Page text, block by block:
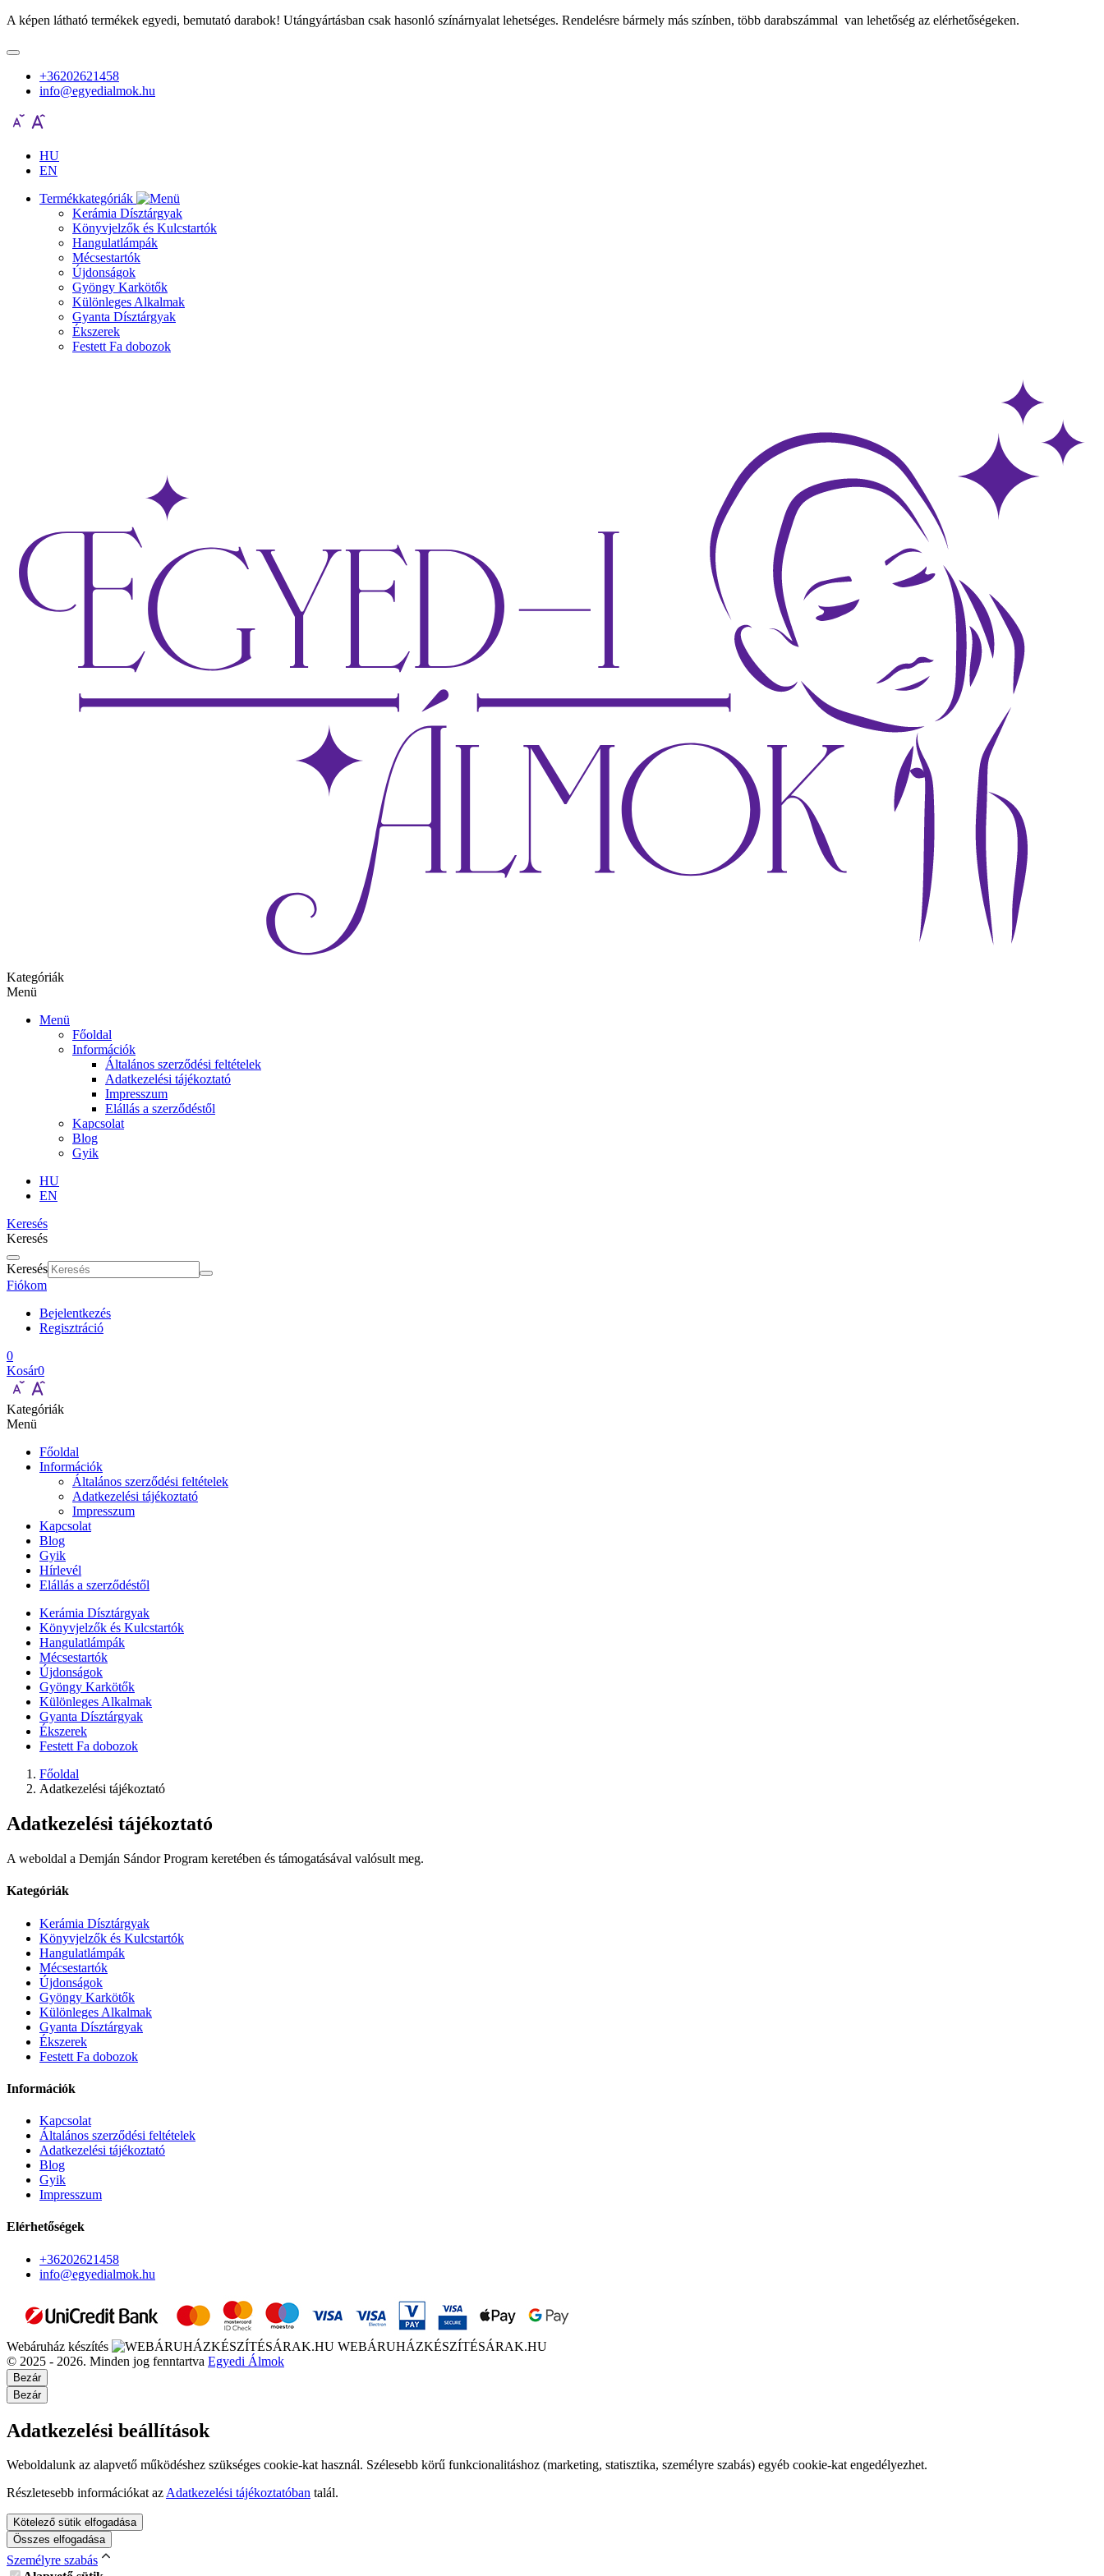
A képen látható termékek egyedi, bemutató darabok! Utángyártásban csak hasonló színárnyalat lehetséges. Rendelésre bármely más színben, több darabszámmal van lehetőség az elérhetőségeken.
+36202621458
info@egyedialmok.hu
HU
EN
Termékkategóriák
Kerámia Dísztárgyak
Könyvjelzők és Kulcstartók
Hangulatlámpák
Mécsestartók
Újdonságok
Gyöngy Karkötők
Különleges Alkalmak
Gyanta Dísztárgyak
Ékszerek
Festett Fa dobozok
Kategóriák
Menü
Menü
Főoldal
Információk
Általános szerződési feltételek
Adatkezelési tájékoztató
Impresszum
Elállás a szerződéstől
Kapcsolat
Blog
Gyik
HU
EN
Keresés
Keresés
Keresés
Fiókom
Bejelentkezés
Regisztráció
0
Kosár0
Kategóriák
Menü
Főoldal
Információk
Általános szerződési feltételek
Adatkezelési tájékoztató
Impresszum
Kapcsolat
Blog
Gyik
Hírlevél
Elállás a szerződéstől
Kerámia Dísztárgyak
Könyvjelzők és Kulcstartók
Hangulatlámpák
Mécsestartók
Újdonságok
Gyöngy Karkötők
Különleges Alkalmak
Gyanta Dísztárgyak
Ékszerek
Festett Fa dobozok
Főoldal
Adatkezelési tájékoztató
Adatkezelési tájékoztató
A weboldal a Demján Sándor Program keretében és támogatásával valósult meg.
Kategóriák
Kerámia Dísztárgyak
Könyvjelzők és Kulcstartók
Hangulatlámpák
Mécsestartók
Újdonságok
Gyöngy Karkötők
Különleges Alkalmak
Gyanta Dísztárgyak
Ékszerek
Festett Fa dobozok
Információk
Kapcsolat
Általános szerződési feltételek
Adatkezelési tájékoztató
Blog
Gyik
Impresszum
Elérhetőségek
+36202621458
info@egyedialmok.hu
Webáruház készítés
WEBÁRUHÁZKÉSZÍTÉSÁRAK.HU
© 2025 - 2026. Minden jog fenntartva Egyedi Álmok
Bezár
Bezár
Adatkezelési beállítások
Weboldalunk az alapvető működéshez szükséges cookie-kat használ. Szélesebb körű funkcionalitáshoz (marketing, statisztika, személyre szabás) egyéb cookie-kat engedélyezhet.
Részletesebb információkat azAdatkezelési tájékoztatóban talál.
Kötelező sütik elfogadása
Összes elfogadása
Személyre szabás